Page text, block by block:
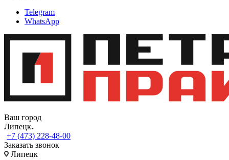
Telegram
WhatsApp
Ваш город
Липецк
+7 (473) 228-48-00
Заказать звонок
Липецк